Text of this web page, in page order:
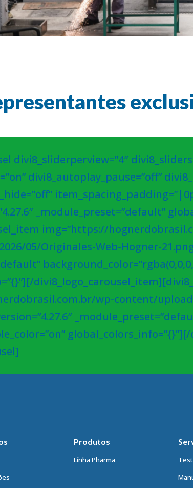
divi8_sliderperview=”4″
divi8_autoplay_pause=”off”
_module_preset=”default”
img=”https://
05/Originales-Web-Hogner-
wp-content/
Produtos
Línha Pharma